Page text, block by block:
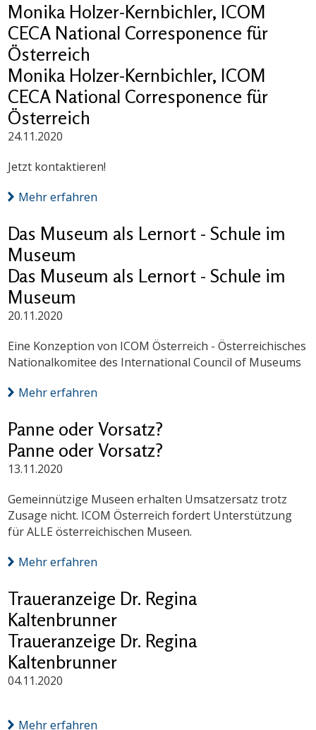
Monika Holzer-Kernbichler, ICOM
CECA National Corresponence für
Österreich
Monika Holzer-Kernbichler, ICOM
CECA National Corresponence für
Österreich
24.11.2020
Jetzt kontaktieren!
Mehr erfahren
Das Museum als Lernort - Schule im
Museum
Das Museum als Lernort - Schule im
Museum
20.11.2020
Eine Konzeption von ICOM Österreich - Österreichisches
Nationalkomitee des International Council of Museums
Mehr erfahren
Panne oder Vorsatz?
Panne oder Vorsatz?
13.11.2020
Gemeinnützige Museen erhalten Umsatzersatz trotz
Zusage nicht. ICOM Österreich fordert Unterstützung
für ALLE österreichischen Museen.
Mehr erfahren
Traueranzeige Dr. Regina
Kaltenbrunner
Traueranzeige Dr. Regina
Kaltenbrunner
04.11.2020
Mehr erfahren